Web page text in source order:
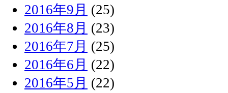
2016年9月 (25)
2016年8月 (23)
2016年7月 (25)
2016年6月 (22)
2016年5月 (22)